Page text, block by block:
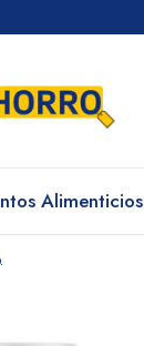
Alimenticios